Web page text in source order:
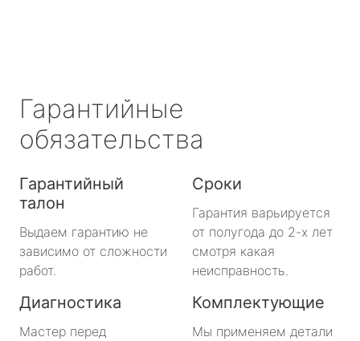
Гарантийные
обязательства
Гарантийный
талон
Выдаем гарантию не
зависимо от сложности
работ.
Сроки
Гарантия варьируется
от полугода до 2-х лет
смотря какая
неисправность.
Диагностика
Мастер перед
Комплектующие
Мы применяем детали